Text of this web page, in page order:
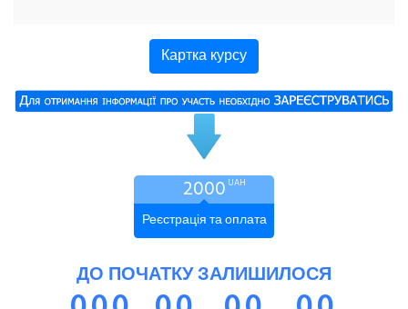
Картка курсу
2000 UAH
Реєстрація та оплата
ДО ПОЧАТКУ ЗАЛИШИЛОСЯ